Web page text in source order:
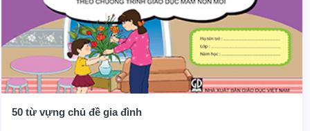
50 từ vựng chủ đề gia đình